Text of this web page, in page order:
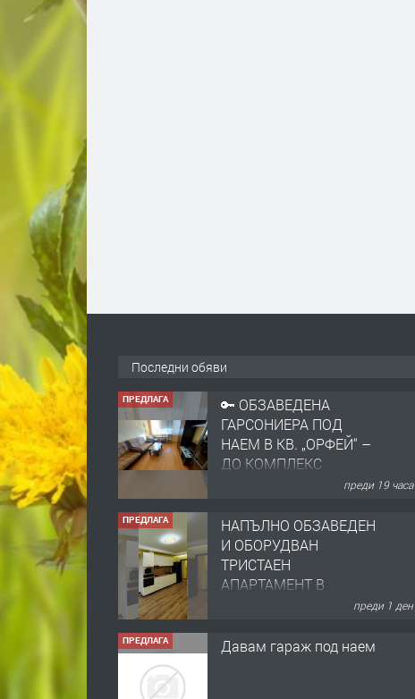
Последни обяви
ПРЕДЛАГА
🔑 ОБЗАВЕДЕНА
ГАРСОНИЕРА ПОД
НАЕМ В КВ. „ОРФЕЙ“ –
ДО КОМПЛЕКС
преди 19 часа
ПРЕДЛАГА
НАПЪЛНО ОБЗАВЕДЕН
И ОБОРУДВАН
ТРИСТАЕН
АПАРТАМЕНТ В
преди 1 ден
ПРЕДЛАГА Давам гараж под наем